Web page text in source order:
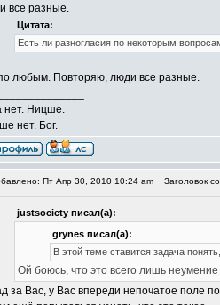
все разные.
Цитата:
Есть ли разногласия по некоторым
любым. Повторяю, люди все разные.
нет. Ницше.
нет. Бог.
Пт Апр 30, 2010 10:24 am Заголовок
justsociety писал(а):
grynes писал(а):
В этой теме ставится задача
Ой боюсь, что это всего лишь
за Вас, у Вас впереди непочатое поле